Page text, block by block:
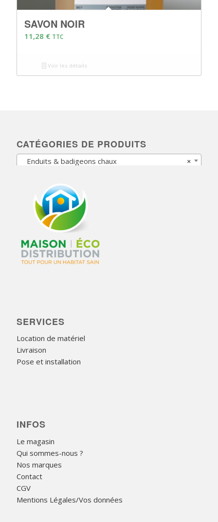
SAVON NOIR
11,28 € TTC
Voir les détails
CATÉGORIES DE PRODUITS
×
Enduits & badigeons chaux
SERVICES
Location de matériel
Livraison
Pose et installation
INFOS
Le magasin
Qui sommes-nous ?
Nos marques
Contact
CGV
Mentions Légales/Vos données